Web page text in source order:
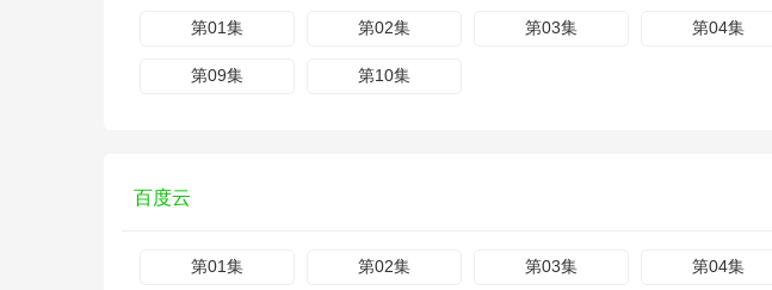
第01集 第02集 第03集 第04集
第09集 第10集
百度云
第01集 第02集 第03集 第04集